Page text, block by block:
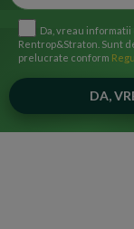
Da, vreau
Rentrop&Straton. Sunt
prelucrate conform